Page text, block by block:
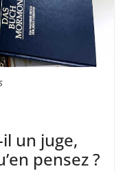
un juge,
pensez ?